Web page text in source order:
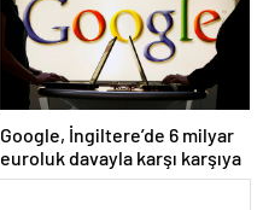
Google, İngiltere’de 6 milyar
euroluk davayla karşı karşıya